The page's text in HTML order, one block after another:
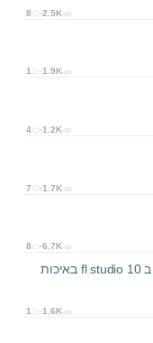
8 2.5K
1 1.9K
4 1.2K
7 1.7K
8 6.7K
איך אפשר לשמור את הקטע שעשיתי ב fl studio 10 באיכות
1 1.6K